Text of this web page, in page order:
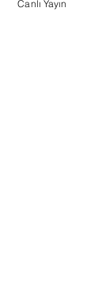
“Evet kabul ettim“
Canlı Yayın